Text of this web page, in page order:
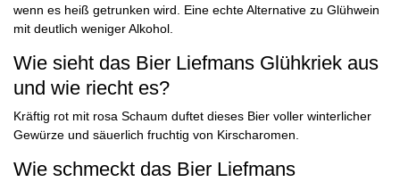
wenn es heiß getrunken wird. Eine echte Alternative zu Glühwein
mit deutlich weniger Alkohol.
Wie sieht das Bier Liefmans Glühkriek aus
und wie riecht es?
Kräftig rot mit rosa Schaum duftet dieses Bier voller winterlicher
Gewürze und säuerlich fruchtig von Kirscharomen.
Wie schmeckt das Bier Liefmans